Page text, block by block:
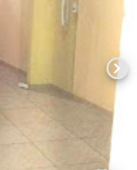
chevron_right